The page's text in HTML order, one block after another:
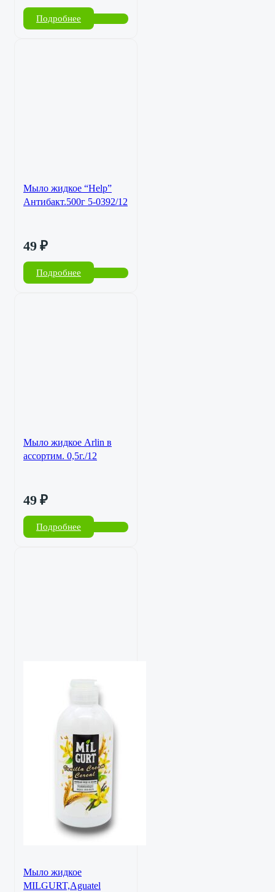
Подробнее
Мыло жидкое “Help”
Антибакт.500г 5-0392/12
49 ₽
Подробнее
Мыло жидкое Arlin в
ассортим. 0,5г./12
49 ₽
Подробнее
Мыло жидкое
MILGURT,Aguatel